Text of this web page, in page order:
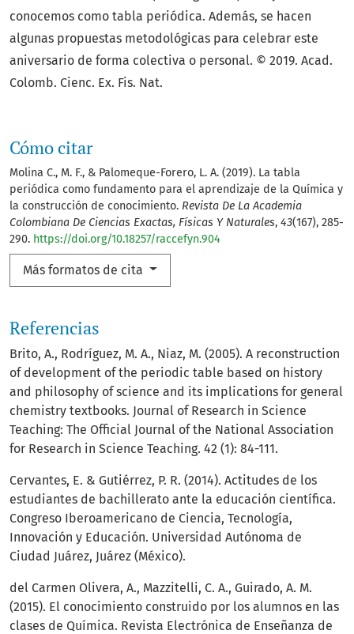
Cómo citar
Molina C., M. F., & Palomeque-Forero, L. A. (2019). La tabla
periódica como fundamento para el aprendizaje de la Química y
la construcción de conocimiento. Revista De La Academia
Colombiana De Ciencias Exactas, Físicas Y Naturales, 43(167), 285-
290. https://doi.org/10.18257/raccefyn.904
Más formatos de cita
conocemos como tabla periódica. Además, se hacen
algunas propuestas metodológicas para celebrar este
aniversario de forma colectiva o personal. © 2019. Acad.
Colomb. Cienc. Ex. Fis. Nat.
Referencias
Brito, A., Rodríguez, M. A., Niaz, M. (2005). A reconstruction
of development of the periodic table based on history
and philosophy of science and its implications for general
chemistry textbooks. Journal of Research in Science
Teaching: The Official Journal of the National Association
for Research in Science Teaching. 42 (1): 84-111.
Cervantes, E. & Gutiérrez, P. R. (2014). Actitudes de los
estudiantes de bachillerato ante la educación científica.
Congreso Iberoamericano de Ciencia, Tecnología,
Innovación y Educación. Universidad Autónoma de
Ciudad Juárez, Juárez (México).
del Carmen Olivera, A., Mazzitelli, C. A., Guirado, A. M.
(2015). El conocimiento construido por los alumnos en las
clases de Química. Revista Electrónica de Enseñanza de